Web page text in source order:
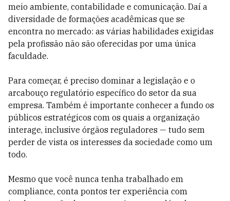
meio ambiente, contabilidade e comunicação. Daí a
diversidade de formações acadêmicas que se
encontra no mercado: as várias habilidades exigidas
pela profissão não são oferecidas por uma única
faculdade.
Para começar, é preciso dominar a legislação e o
arcabouço regulatório específico do setor da sua
empresa. Também é importante conhecer a fundo os
públicos estratégicos com os quais a organização
interage, inclusive órgãos reguladores — tudo sem
perder de vista os interesses da sociedade como um
todo.
Mesmo que você nunca tenha trabalhado em
compliance, conta pontos ter experiência com